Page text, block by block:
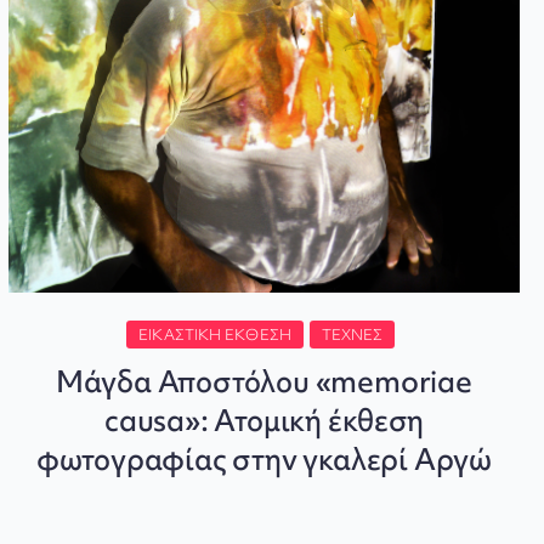
ΕΙΚΑΣΤΙΚΉ ΈΚΘΕΣΗ ΤΈΧΝΕΣ
Μάγδα Αποστόλου «memoriae
causa»: Ατομική έκθεση
φωτογραφίας στην γκαλερί Αργώ